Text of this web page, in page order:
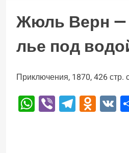
Жюль Верн —
лье под
Приключения, 1870, 426 стр.
WhatsApp
Viber